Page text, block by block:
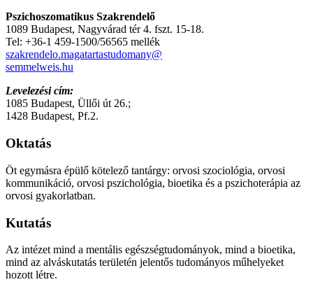
Pszichoszomatikus Szakrendelő
1089 Budapest, Nagyvárad tér 4. fszt. 15-18.
Tel: +36-1 459-1500/56565 mellék
szakrendelo.magatartastudomany@
semmelweis.hu
Levelezési cím:
1085 Budapest, Üllői út 26.;
1428 Budapest, Pf.2.
Oktatás
Öt egymásra épülő kötelező tantárgy: orvosi szociológia, orvosi
kommunikáció, orvosi pszichológia, bioetika és a pszichoterápia az
orvosi gyakorlatban.
Kutatás
Az intézet mind a mentális egészségtudományok, mind a bioetika,
mind az alváskutatás területén jelentős tudományos műhelyeket
hozott létre.